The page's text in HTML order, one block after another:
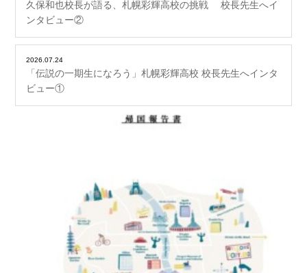
久保和也校長が語る、札幌彩輝高校の挑戦 校長先生へイ
ンタビュー②
2026.07.24
「伝説の一期生になろう」札幌彩輝高校 校長先生へインタ
ビュー①